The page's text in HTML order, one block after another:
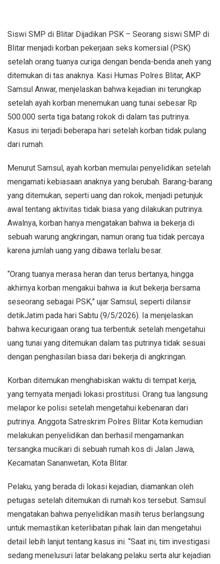
Siswi SMP di Blitar Dijadikan PSK – Seorang siswi SMP di
Blitar menjadi korban pekerjaan seks komersial (PSK)
setelah orang tuanya curiga dengan benda-benda aneh yang
ditemukan di tas anaknya. Kasi Humas Polres Blitar, AKP
Samsul Anwar, menjelaskan bahwa kejadian ini terungkap
setelah ayah korban menemukan uang tunai sebesar Rp
500.000 serta tiga batang rokok di dalam tas putrinya.
Kasus ini terjadi beberapa hari setelah korban tidak pulang
dari rumah.
Menurut Samsul, ayah korban memulai penyelidikan setelah
mengamati kebiasaan anaknya yang berubah. Barang-barang
yang ditemukan, seperti uang dan rokok, menjadi petunjuk
awal tentang aktivitas tidak biasa yang dilakukan putrinya.
Awalnya, korban hanya mengatakan bahwa ia bekerja di
sebuah warung angkringan, namun orang tua tidak percaya
karena jumlah uang yang dibawa terlalu besar.
“Orang tuanya merasa heran dan terus bertanya, hingga
akhirnya korban mengakui bahwa ia ikut bekerja bersama
seseorang sebagai PSK,” ujar Samsul, seperti dilansir
detikJatim pada hari Sabtu (9/5/2026). Ia menjelaskan
bahwa kecurigaan orang tua terbentuk setelah mengetahui
uang tunai yang ditemukan dalam tas putrinya tidak sesuai
dengan penghasilan biasa dari bekerja di angkringan.
Korban ditemukan menghabiskan waktu di tempat kerja,
yang ternyata menjadi lokasi prostitusi. Orang tua langsung
melapor ke polisi setelah mengetahui kebenaran dari
putrinya. Anggota Satreskrim Polres Blitar Kota kemudian
melakukan penyelidikan dan berhasil mengamankan
tersangka mucikari di sebuah rumah kos di Jalan Jawa,
Kecamatan Sananwetan, Kota Blitar.
Pelaku, yang berada di lokasi kejadian, diamankan oleh
petugas setelah ditemukan di rumah kos tersebut. Samsul
mengatakan bahwa penyelidikan masih terus berlangsung
untuk memastikan keterlibatan pihak lain dan mengetahui
detail lebih lanjut tentang kasus ini. “Saat ini, tim investigasi
sedang menelusuri latar belakang pelaku serta alur kejadian